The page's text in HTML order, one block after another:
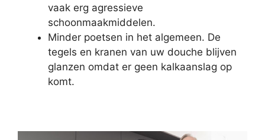
vaak erg agressieve
schoonmaakmiddelen.
Minder poetsen in het algemeen. De
tegels en kranen van uw douche blijven
glanzen omdat er geen kalkaanslag op
komt.